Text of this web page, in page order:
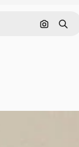
Поиск